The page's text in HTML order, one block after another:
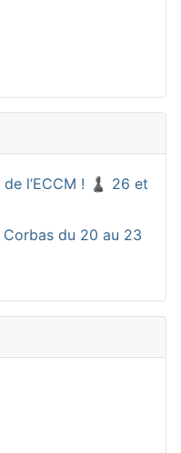
l’ECCM ! ♟️ 26 et
Corbas du 20 au 23